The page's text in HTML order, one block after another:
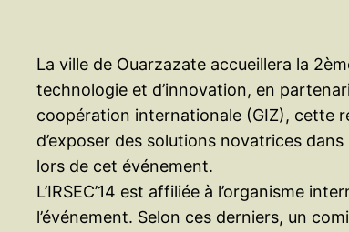
La ville de Ouarzazate accueillera la
technologie et d’innovation, en
coopération internationale (GIZ), cette
d’exposer des solutions novatrices
lors de cet événement.
L’IRSEC’14 est affiliée à l’organisme
l’événement. Selon ces derniers, un